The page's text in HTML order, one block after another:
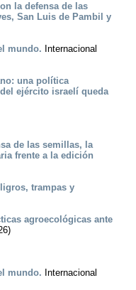
la defensa de las
San Luis de Pambil y
mundo. Internacional
una política
ejército israelí queda
de las semillas, la
frente a la edición
trampas y
agroecológicas ante
mundo. Internacional